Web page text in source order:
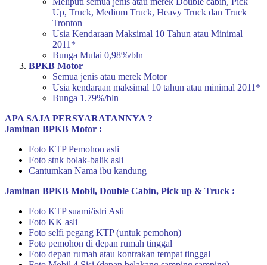
Up, Truck, Medium Truck, Heavy Truck dan Truck
Tronton
Usia Kendaraan Maksimal 10 Tahun atau Minimal
2011*
Bunga Mulai 0,98%/bln
BPKB Motor
Semua jenis atau merek Motor
Usia kendaraan maksimal 10 tahun atau minimal 2011*
Bunga 1.79%/bln
APA SAJA PERSYARATANNYA ?
Jaminan BPKB Motor :
Foto KTP Pemohon asli
Foto stnk bolak-balik asli
Cantumkan Nama ibu kandung
Jaminan BPKB Mobil, Double Cabin, Pick up & Truck :
Foto KTP suami/istri Asli
Foto KK asli
Foto selfi pegang KTP (untuk pemohon)
Foto pemohon di depan rumah tinggal
Foto depan rumah atau kontrakan tempat tinggal